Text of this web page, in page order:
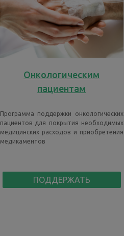
Онкологическим
пациентам
Программа поддержки онкологических
пациентов для покрытия необходимых
медицинских расходов и приобретения
медикаментов
ПОДДЕРЖАТЬ